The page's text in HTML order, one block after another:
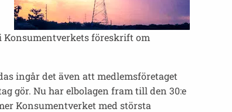
Konsumentverkets föreskrift om
ingår det även att medlemsföretaget
gör. Nu har elbolagen fram till den 30:e
Konsumentverket med största